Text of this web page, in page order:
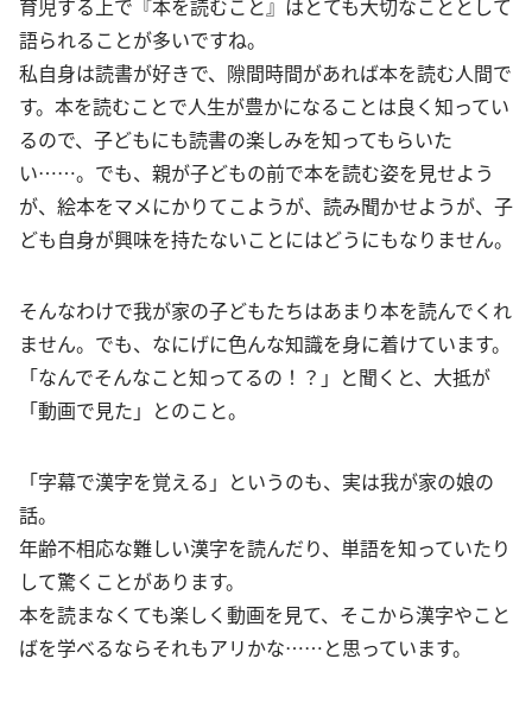
育児する上で『本を読むこと』はとても大切なこととして
語られることが多いですね。
私自身は読書が好きで、隙間時間があれば本を読む人間で
す。本を読むことで人生が豊かになることは良く知ってい
るので、子どもにも読書の楽しみを知ってもらいた
い……。でも、親が子どもの前で本を読む姿を見せよう
が、絵本をマメにかりてこようが、読み聞かせようが、子
ども自身が興味を持たないことにはどうにもなりません。
そんなわけで我が家の子どもたちはあまり本を読んでくれ
ません。でも、なにげに色んな知識を身に着けています。
「なんでそんなこと知ってるの！？」と聞くと、大抵が
「動画で見た」とのこと。
「字幕で漢字を覚える」というのも、実は我が家の娘の
話。
年齢不相応な難しい漢字を読んだり、単語を知っていたり
して驚くことがあります。
本を読まなくても楽しく動画を見て、そこから漢字やこと
ばを学べるならそれもアリかな……と思っています。